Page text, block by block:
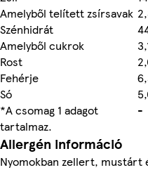
Amelyből telített zsírsavak
Szénhidrát
Amelyből cukrok
Rost
Fehérje
Só
*A csomag 1 adagot
tartalmaz.
-
Allergén információ
Nyomokban zellert, mustárt